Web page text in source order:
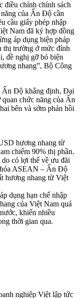
điều chỉnh chính sách
của Ấn Độ cần
cầu giấy phép nhập
Nam đã ký hợp đồng
áp dụng biện pháp
thị trường ở mức đỉnh
đề nghị gỡ bỏ biện
nhang”, Bộ Công
Ấn Độ khẳng định, Đại
chức năng của Ấn
bên và sớm phản hồi
hương nhang từ
chiếm 90% thị phần.
có lợi thế về ưu đãi
hóa ASEAN – Ấn Độ
hương nhang từ Việt
dụng hạn chế nhập
của Việt Nam quá
khiến nhiều
thời gian qua.
nghiệp Việt lập tức